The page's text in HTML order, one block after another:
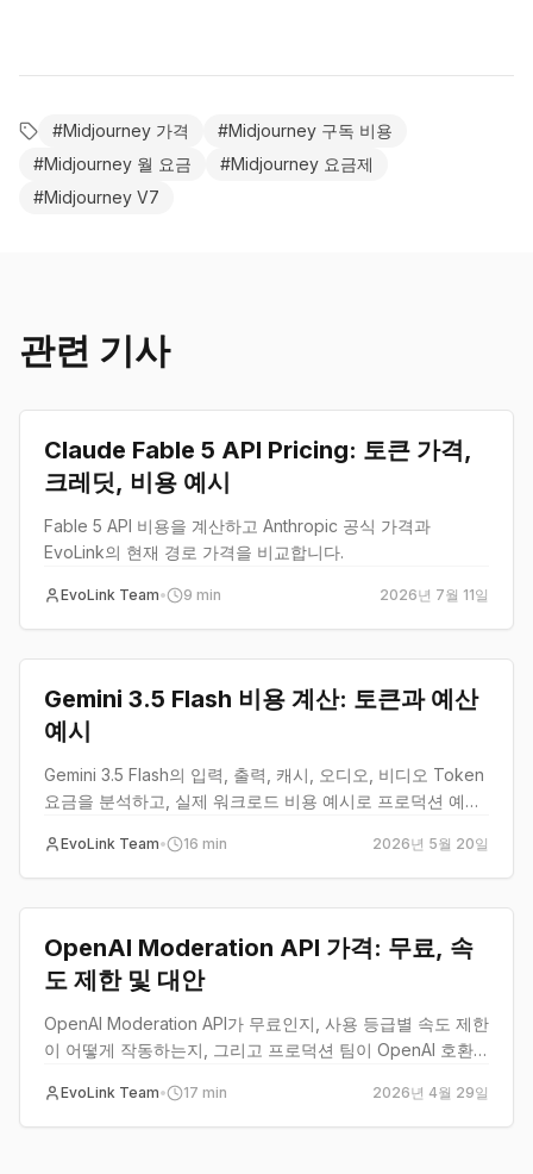
#Midjourney 가격 #Midjourney 구독 비용
#Midjourney 월 요금 #Midjourney 요금제
#Midjourney V7
관련 기사
Claude Fable 5 API Pricing: 토큰 가격,
크레딧, 비용 예시
Fable 5 API 비용을 계산하고 Anthropic 공식 가격과
EvoLink의 현재 경로 가격을 비교합니다.
EvoLink Team• 9 min
2026년 7월 11일
pricing
Gemini 3.5 Flash 비용 계산: 토큰과 예산
예시
Gemini 3.5 Flash의 입력, 출력, 캐시, 오디오, 비디오 Token
요금을 분석하고, 실제 워크로드 비용 예시로 프로덕션 예산
EvoLink Team• 16 min
2026년 5월 20일
pricing
OpenAI Moderation API 가격: 무료, 속
도 제한 및 대안
OpenAI Moderation API가 무료인지, 사용 등급별 속도 제한
이 어떻게 작동하는지, 그리고 프로덕션 팀이 OpenAI 호환
EvoLink Team• 17 min 2026년 4월 29일